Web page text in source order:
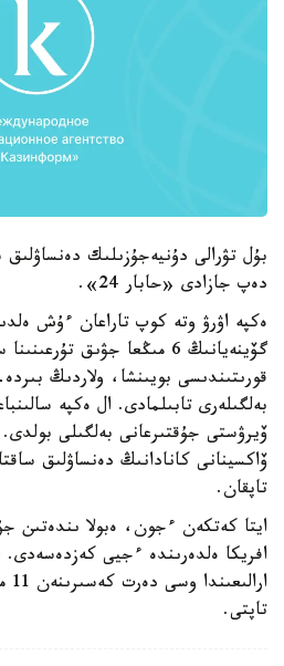
بۇل تۋرالى دۇنيەجۇزىلىك
دەپ جازادى «حابار 24».
ەكپە اۋرۋ وتە كوپ تاراعان ءۇش
گۆينەيانىڭ 6 مىڭعا جۋىق
قورىتىندىسى بويىنشا، ولاردىڭ
ۆيرۋستى جۇقتىرعانى بەلگىلى بولدى.
ۆاكسينانى كانادانىڭ دەنساۋلىق
تاپقان.
ايتا كەتكەن ءجون، ەبولا ىندەتىن
تاپتى.